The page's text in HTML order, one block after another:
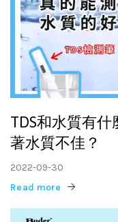
TDS和水質有
著水質不佳？
2022-09-30
Read more